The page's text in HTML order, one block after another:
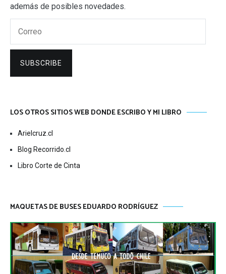
además de posibles novedades.
SUBSCRIBE
LOS OTROS SITIOS WEB DONDE ESCRIBO Y MI LIBRO
Arielcruz.cl
Blog Recorrido.cl
Libro Corte de Cinta
MAQUETAS DE BUSES EDUARDO RODRÍGUEZ